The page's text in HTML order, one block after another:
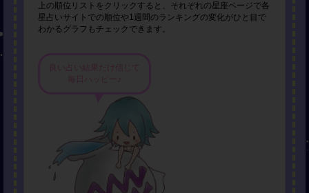
上の順位リストをクリックすると、それぞれの星座ページで各
星占いサイトでの順位や1週間のランキングの変化がひと目で
わかるグラフもチェックできます。
良い占い結果だけ信じて
毎日ハッピー♪